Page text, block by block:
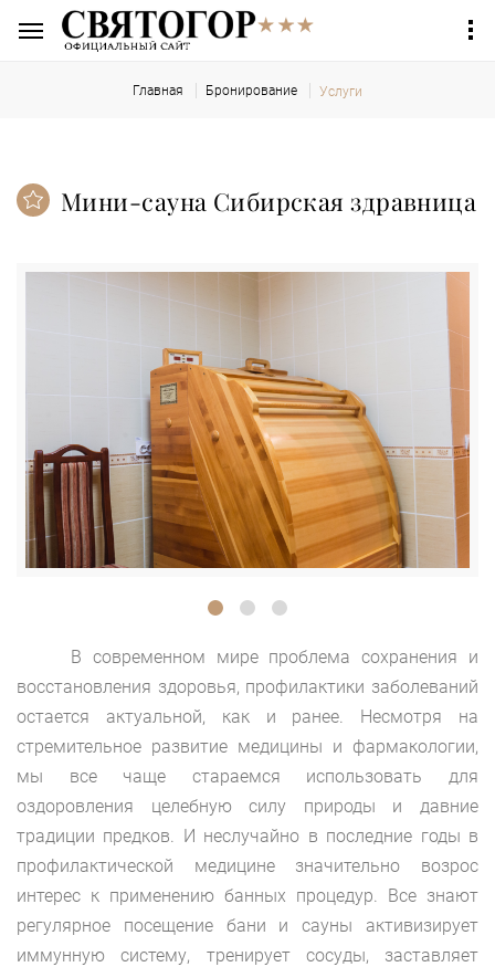
Главная Бронирование Услуги
Мини-сауна Сибирская здравница
В современном мире проблема сохранения и
восстановления здоровья, профилактики заболеваний
остается актуальной, как и ранее. Несмотря на
стремительное развитие медицины и фармакологии,
мы все чаще стараемся использовать для
оздоровления целебную силу природы и давние
традиции предков. И неслучайно в последние годы в
профилактической медицине значительно возрос
интерес к применению банных процедур. Все знают
регулярное посещение бани и сауны активизирует
иммунную систему, тренирует сосуды, заставляет